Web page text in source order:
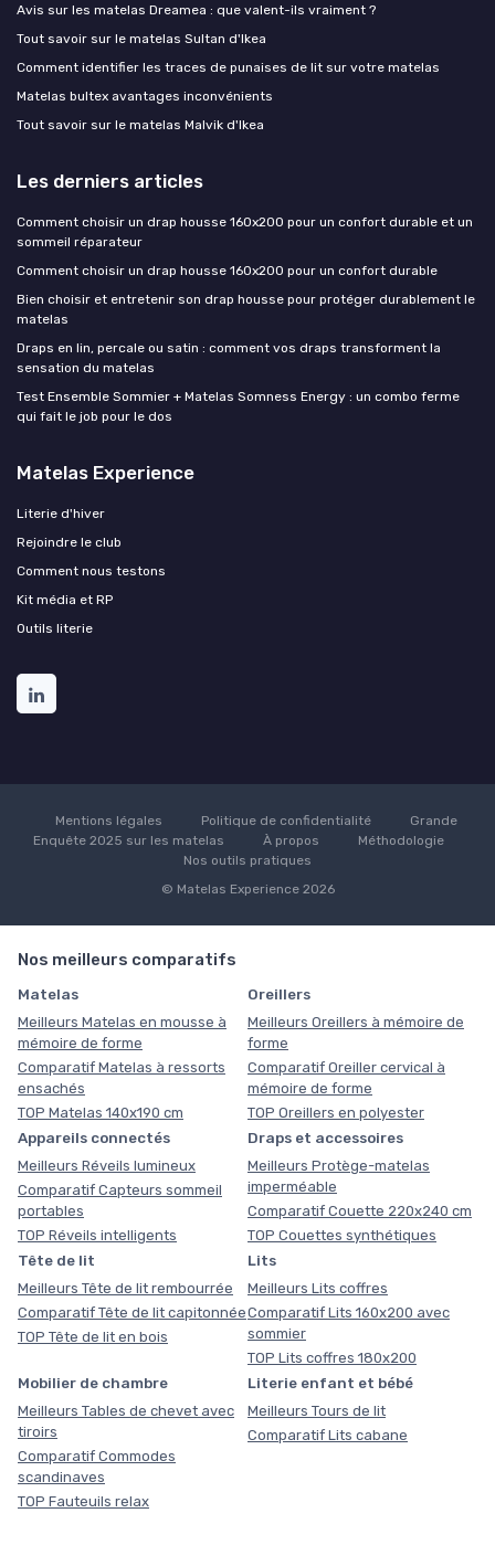
Avis sur les matelas Dreamea : que valent-ils vraiment ?
Tout savoir sur le matelas Sultan d'Ikea
Comment identifier les traces de punaises de lit sur votre matelas
Matelas bultex avantages inconvénients
Tout savoir sur le matelas Malvik d'Ikea
Les derniers articles
Comment choisir un drap housse 160x200 pour un confort durable et un
sommeil réparateur
Comment choisir un drap housse 160x200 pour un confort durable
Bien choisir et entretenir son drap housse pour protéger durablement le
matelas
Draps en lin, percale ou satin : comment vos draps transforment la
sensation du matelas
Test Ensemble Sommier + Matelas Somness Energy : un combo ferme
qui fait le job pour le dos
Matelas Experience
Literie d'hiver
Rejoindre le club
Comment nous testons
Kit média et RP
Outils literie
Mentions légales Politique de confidentialité
Grande
Enquête 2025 sur les matelas
À propos
Méthodologie
Nos outils pratiques
© Matelas Experience 2026
Nos meilleurs comparatifs
Matelas
Meilleurs Matelas en mousse à
mémoire de forme
Comparatif Matelas à ressorts
ensachés
TOP Matelas 140x190 cm
Oreillers
Meilleurs Oreillers à mémoire de
forme
Comparatif Oreiller cervical à
mémoire de forme
TOP Oreillers en polyester
Appareils connectés
Meilleurs Réveils lumineux
Comparatif Capteurs sommeil
portables
TOP Réveils intelligents
Draps et accessoires
Meilleurs Protège-matelas
imperméable
Comparatif Couette 220x240 cm
TOP Couettes synthétiques
Tête de lit
Meilleurs Tête de lit rembourrée
Comparatif Tête de lit capitonnée
TOP Tête de lit en bois
Lits
Meilleurs Lits coffres
Comparatif Lits 160x200 avec
sommier
TOP Lits coffres 180x200
Mobilier de chambre
Meilleurs Tables de chevet avec
tiroirs
Comparatif Commodes
scandinaves
TOP Fauteuils relax
Literie enfant et bébé
Meilleurs Tours de lit
Comparatif Lits cabane